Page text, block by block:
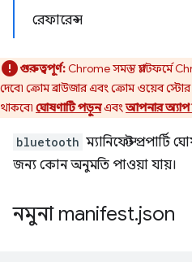
রেফারেন্স
গুরুত্বপূর্ণ:Chrome সমস্ত প্ল্যাটফর্মে
দেবে৷ ক্রোম ব্রাউজার এবং ক্রোম ওয়েব
থাকবে৷ ঘোষণাটি পড়ুনএবংআপনার অ্যাপ
bluetooth ম্যানিফেস্ট প্রপার্টি
জন্য কোন অনুমতি পাওয়া যায়।
নমুনা manifest.json